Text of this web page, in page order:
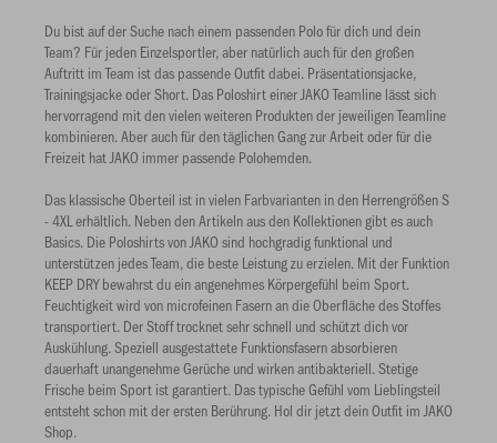
Du bist auf der Suche nach einem passenden Polo für dich und dein
Team? Für jeden Einzelsportler, aber natürlich auch für den großen
Auftritt im Team ist das passende Outfit dabei. Präsentationsjacke,
Trainingsjacke oder Short. Das Poloshirt einer JAKO Teamline lässt sich
hervorragend mit den vielen weiteren Produkten der jeweiligen Teamline
kombinieren. Aber auch für den täglichen Gang zur Arbeit oder für die
Freizeit hat JAKO immer passende Polohemden.
Das klassische Oberteil ist in vielen Farbvarianten in den Herrengrößen S
- 4XL erhältlich. Neben den Artikeln aus den Kollektionen gibt es auch
Basics. Die Poloshirts von JAKO sind hochgradig funktional und
unterstützen jedes Team, die beste Leistung zu erzielen. Mit der Funktion
KEEP DRY bewahrst du ein angenehmes Körpergefühl beim Sport.
Feuchtigkeit wird von microfeinen Fasern an die Oberfläche des Stoffes
transportiert. Der Stoff trocknet sehr schnell und schützt dich vor
Auskühlung. Speziell ausgestattete Funktionsfasern absorbieren
dauerhaft unangenehme Gerüche und wirken antibakteriell. Stetige
Frische beim Sport ist garantiert. Das typische Gefühl vom Lieblingsteil
entsteht schon mit der ersten Berührung. Hol dir jetzt dein Outfit im JAKO
Shop.